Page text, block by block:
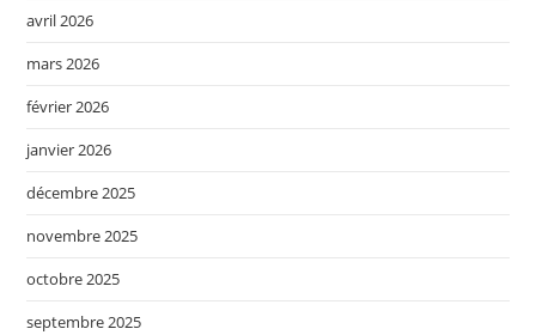
avril 2026
mars 2026
février 2026
janvier 2026
décembre 2025
novembre 2025
octobre 2025
septembre 2025